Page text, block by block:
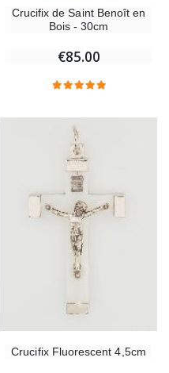
Crucifix de Saint Benoît en
Bois - 30cm
€85.00
Crucifix Fluorescent 4,5cm